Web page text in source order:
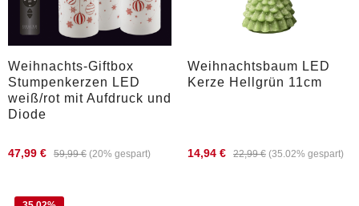
Weihnachts-Giftbox
Stumpenkerzen LED
weiß/rot mit Aufdruck und
Diode
47,99 € 59,99 € (20% gespart)
Weihnachtsbaum LED
Kerze Hellgrün 11cm
14,94 € 22,99 € (35.02% gespart)